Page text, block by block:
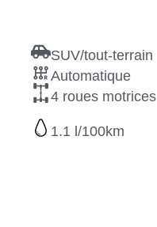
SUV/tout-terrain
Automatique
4 roues motrices
1.1